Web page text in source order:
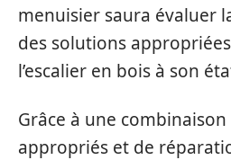
menuisier saura évaluer
des solutions
l’escalier en bois à son
Grâce à une
appropriés et de